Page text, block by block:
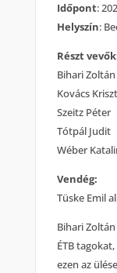
Időpont:
Helyszín:
Részt
Bihari
Kovács
Szeitz Péter
Tótpál Judit
Wéber
Vendég:
Tüske Emil
Bihari
ÉTB
ezen az